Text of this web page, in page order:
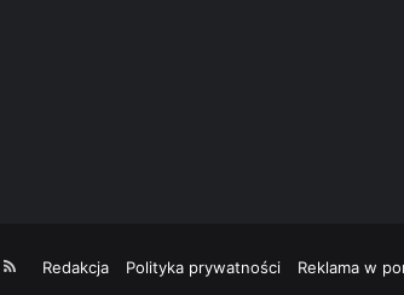
Redakcja Polityka prywatności Reklama w
RSS